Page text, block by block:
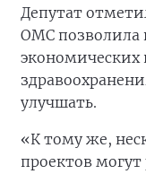
Депутат
ОМС позволила
экономических
улучшать.
«К тому же,
проектов